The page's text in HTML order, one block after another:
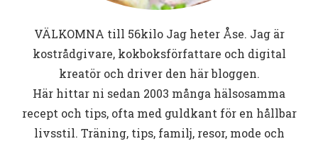
VÄLKOMNA till 56kiloJag heter Åse. Jag är
kostrådgivare, kokboksförfattare och digital
kreatör och driver den här bloggen.
Här hittar ni sedan 2003 många hälsosamma
recept och tips, ofta med guldkant för en hållbar
livsstil. Träning, tips, familj, resor, mode och